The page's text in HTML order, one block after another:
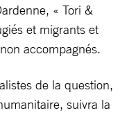
« Tori &
et migrants et
accompagnés.
de la question,
suivra la